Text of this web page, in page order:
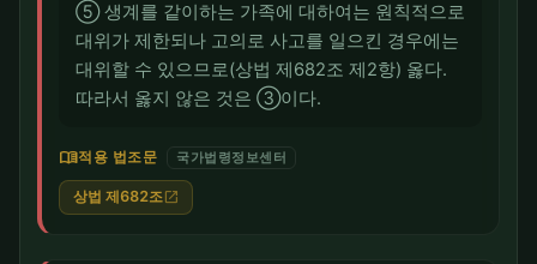
⑤ 생계를 같이하는 가족에 대하여는 원칙적으로
대위가 제한되나 고의로 사고를 일으킨 경우에는
대위할 수 있으므로(상법 제682조 제2항) 옳다.
따라서 옳지 않은 것은 ③이다.
menu_book적용 법조문 국가법령정보센터
상법 제682조 open_in_new